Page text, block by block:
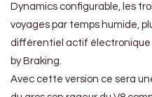
Dynamics configurable, les
voyages par temps humide,
différentiel actif électronique
by Braking.
Avec cette version ce sera